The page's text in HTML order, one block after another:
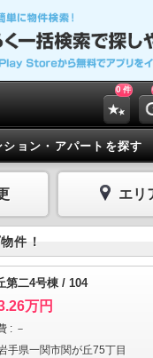
0 件
ョン・アパートを探す
エリ
件！
第二4号棟 / 104
万円
: －
手県一関市関が丘75丁目